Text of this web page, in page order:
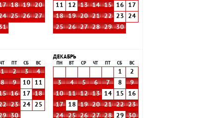
18 19
20
25 26
27
11
12 13 14 15 16
17
18
19 20 21 22 23
24
25
26 27 28 29 30
ЧТ СБ ВС
1 2 3
4
8 9 10
11
16 17
18
23 24
25
30
ДЕКАБРЬ
ПН ВТ СР ЧТ СБ ВС
1
2
3
4 5 6 7 8
9
10
11 12 13 14 15
16
17
18 19 20 21 22
23
24
25 26 27 28 29
30